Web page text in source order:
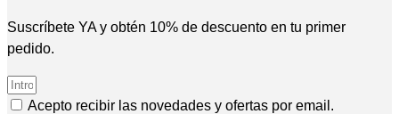
Suscríbete YA y obtén 10% de descuento en tu primer
pedido.
Acepto recibir las novedades y ofertas por email.